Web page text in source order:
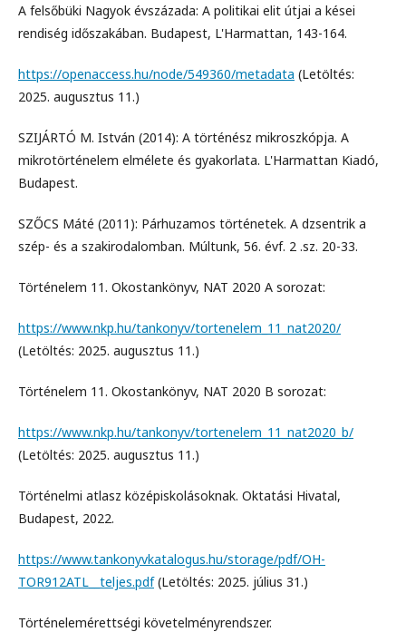
A felsőbüki Nagyok évszázada: A politikai elit útjai a kései
rendiség időszakában. Budapest, L'Harmattan, 143-164.
https://openaccess.hu/node/549360/metadata (Letöltés:
2025. augusztus 11.)
SZIJÁRTÓ M. István (2014): A történész mikroszkópja. A
mikrotörténelem elmélete és gyakorlata. L'Harmattan Kiadó,
Budapest.
SZŐCS Máté (2011): Párhuzamos történetek. A dzsentrik a
szép- és a szakirodalomban. Múltunk, 56. évf. 2 .sz. 20-33.
Történelem 11. Okostankönyv, NAT 2020 A sorozat:
https://www.nkp.hu/tankonyv/tortenelem_11_nat2020/
(Letöltés: 2025. augusztus 11.)
Történelem 11. Okostankönyv, NAT 2020 B sorozat:
https://www.nkp.hu/tankonyv/tortenelem_11_nat2020_b/
(Letöltés: 2025. augusztus 11.)
Történelmi atlasz középiskolásoknak. Oktatási Hivatal,
Budapest, 2022.
https://www.tankonyvkatalogus.hu/storage/pdf/OH-
TOR912ATL__teljes.pdf(Letöltés: 2025. július 31.)
Történelemérettségi követelményrendszer.